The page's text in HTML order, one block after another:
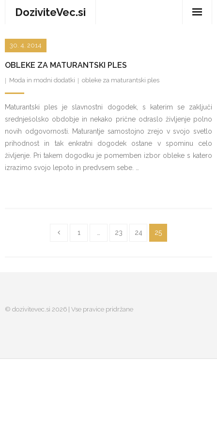
DoziviteVec.si
Storitve in trgovina
Zdravje in dobro počutje
OBLEKE ZA MATURANTSKI PLES
30. 4. 2014
Moda in modni dodatki obleke za maturantski ples
Maturantski ples je slavnostni dogodek, s katerim se zaključi
srednješolsko obdobje in nekako prične odraslo življenje polno
novih odgovornosti. Maturantje samostojno zrejo v svojo svetlo
prihodnost in tak enkratni dogodek ostane v spominu celo
življenje. Pri takem dogodku je pomemben izbor obleke s katero
izrazimo svojo lepoto in predvsem sebe. …
1 23 24 25
© dozivitevec.si 2026 | Vse pravice pridržane